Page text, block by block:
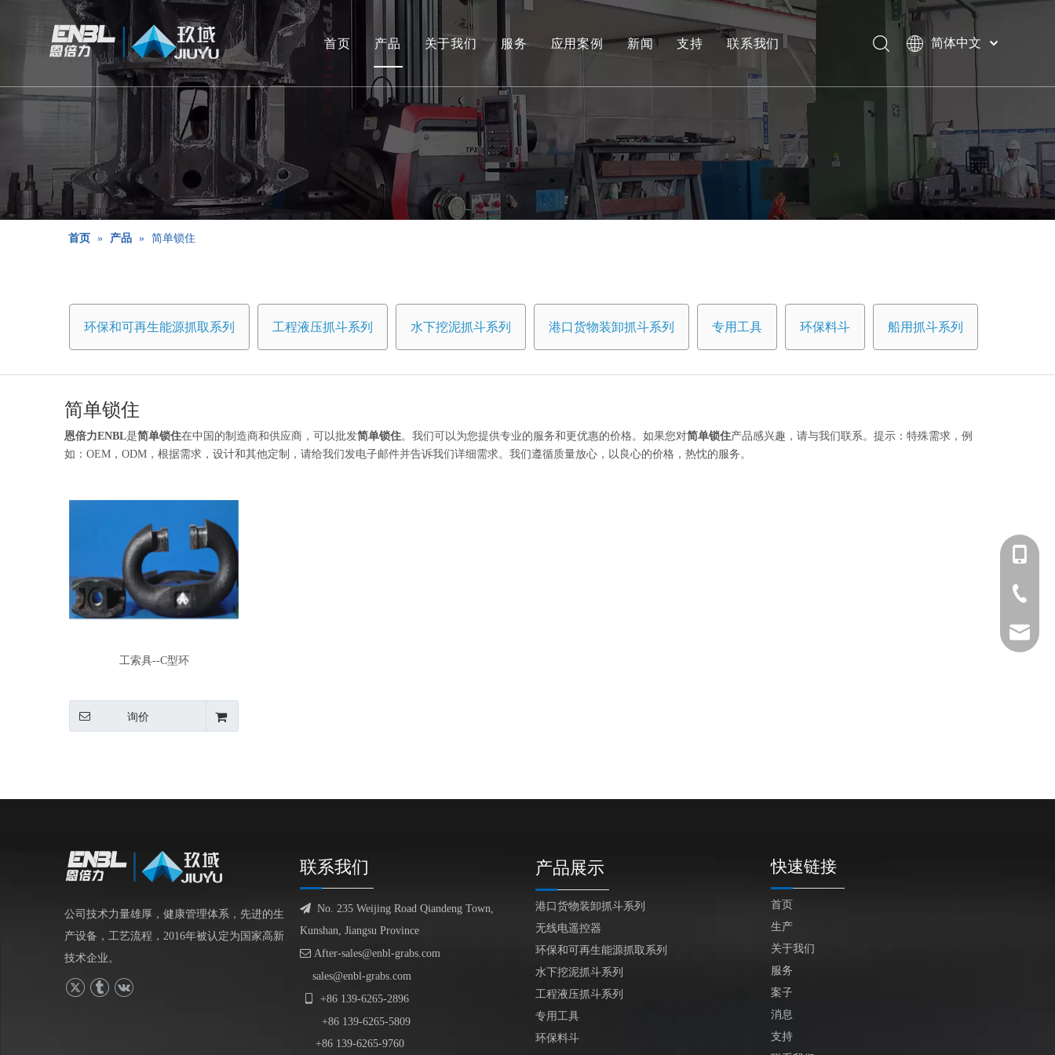
首页 产品
环保和可再生能源抓取系列
工程液压抓斗系列
环保料斗
水下挖泥抓斗系列
港口货物装卸抓斗系列
关于我们 服务 应用案例 新闻 支持 联系我们
简体中文
indonesia
Pусский
Français
العربية
English
首页 » 产品 » 简单锁住
环保和可再生能源抓取系列 工程液压抓斗系列 水下挖泥抓斗系列 港口货物装卸抓斗系列 专用工具 环保料斗 船用抓斗系列
简单锁住
恩倍力ENBL是简单锁住在中国的制造商和供应商，可以批发简单锁住。我们可以为您提供专业的服务和更优惠的价格。如果您对简单锁住产品感兴趣，请与我们联系。提示：特殊需求，例
如：OEM，ODM，根据需求，设计和其他定制，请给我们发电子邮件并告诉我们详细需求。我们遵循质量放心，以良心的价格，热忱的服务。
工索具--C型环
询价
+86
+86
+86 189-
+86-
After-
公司技术力量雄厚，健康管理体系，先进的生
产设备，工艺流程，2016年被认定为国家高新
技术企业。
联系我们
 No. 235 Weijing Road Qiandeng Town,
Kunshan, Jiangsu Province
 After-sales@enbl-grabs.com
sales@enbl-grabs.com
+86 139-6265-2896
+86 139-6265-5809
+86 139-6265-9760
产品展示
港口货物装卸抓斗系列
无线电遥控器
环保和可再生能源抓取系列
水下挖泥抓斗系列
工程液压抓斗系列
专用工具
环保料斗
快速链接
首页
生产
关于我们
服务
案子
消息
支持